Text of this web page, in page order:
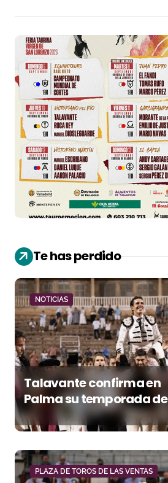
Te has perdido
NOTICIAS
Talavante confirma en
Palma su temporada de
figura y el palco niega el
premio a Roca Rey
PLAZA DE TOROS DE LAS VENTAS